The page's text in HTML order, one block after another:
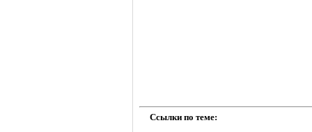
Ссылки по теме: